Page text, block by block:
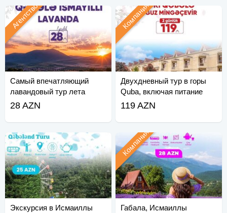
Самый впечатляющий
лавандовый тур лета
Ismayilli Gabala
Агентство
28 AZN
Двухдневный тур в горы
Quba, включая питание
Компания
119 AZN
Экскурсия в Исмаиллы
Габала, Исмаиллы
Компания